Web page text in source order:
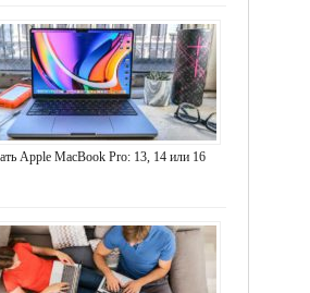
Apple MacBook Pro: 13, 14 или 16